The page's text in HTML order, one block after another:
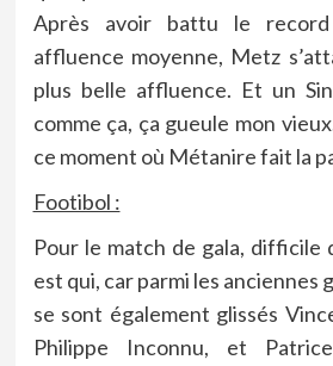
Après avoir battu le
affluence moyenne, Metz
plus belle affluence. Et un
comme ça, ça gueule mon
ce moment où Métanire fait la
Footibol :
Pour le match de gala, difficile
est qui, car parmi les anciennes
se sont également glissés
Philippe Inconnu, et